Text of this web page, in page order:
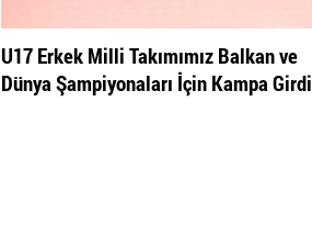
U17 Erkek Milli Takımımız Balkan ve
Dünya Şampiyonaları İçin Kampa Girdi